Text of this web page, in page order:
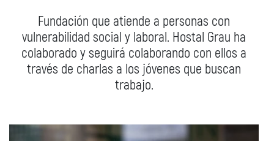
Fundación que atiende a personas con
vulnerabilidad social y laboral. Hostal Grau ha
colaborado y seguirá colaborando con ellos a
través de charlas a los jóvenes que buscan
trabajo.